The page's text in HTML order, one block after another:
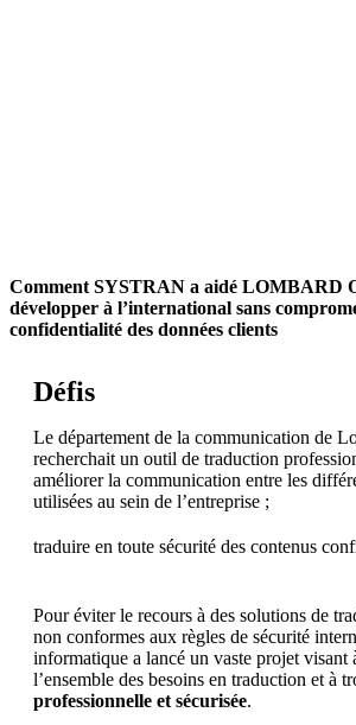
Comment SYSTRAN a aidé LOMBARD
développer à l’international sans
confidentialité des données clients
Défis
Le département de la communication de
recherchait un outil de traduction
améliorer la communication entre les
utilisées au sein de l’entreprise ;
traduire en toute sécurité des contenus
Pour éviter le recours à des solutions de
non conformes aux règles de sécurité
informatique a lancé un vaste projet visant
l’ensemble des besoins en traduction et à
professionnelle et sécurisée.